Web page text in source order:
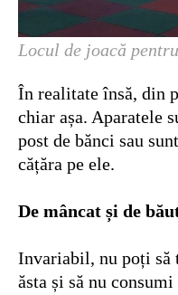
Locul de joacă
În realitate însă, din
chiar așa. Aparatele
post de bănci sau
cățăra pe ele.
De mâncat și de
Invariabil, nu poți să
ăsta și să nu